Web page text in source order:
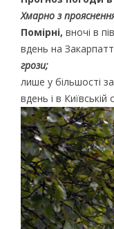
Хмарно з
Помірні, вночі в
вдень на
грози;
лише у більшості
вдень і в Київській